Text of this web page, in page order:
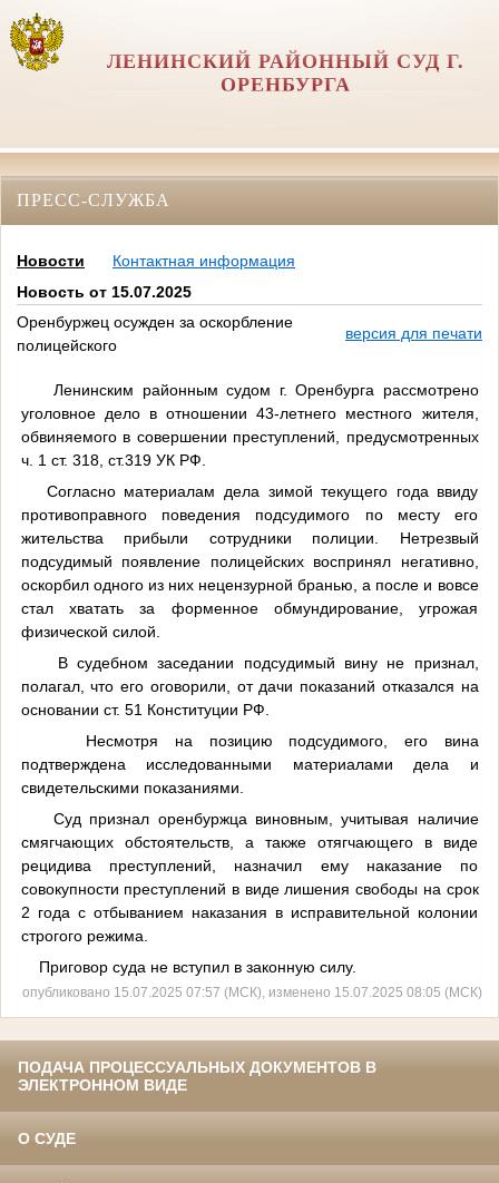
ЛЕНИНСКИЙ РАЙОННЫЙ СУД Г.
ОРЕНБУРГА
ПРЕСС-СЛУЖБА
Новости
Контактная информация
Новость от 15.07.2025
Оренбуржец осужден за оскорбление
полицейского
версия для печати
Ленинским районным судом г. Оренбурга рассмотрено
уголовное дело в отношении 43-летнего местного жителя,
обвиняемого в совершении преступлений, предусмотренных
ч. 1 ст. 318, ст.319 УК РФ.
Согласно материалам дела зимой текущего года ввиду
противоправного поведения подсудимого по месту его
жительства прибыли сотрудники полиции. Нетрезвый
подсудимый появление полицейских воспринял негативно,
оскорбил одного из них нецензурной бранью, а после и вовсе
стал хватать за форменное обмундирование, угрожая
физической силой.
В судебном заседании подсудимый вину не признал,
полагал, что его оговорили, от дачи показаний отказался на
основании ст. 51 Конституции РФ.
Несмотря на позицию подсудимого, его вина
подтверждена исследованными материалами дела и
свидетельскими показаниями.
Суд признал оренбуржца виновным, учитывая наличие
смягчающих обстоятельств, а также отягчающего в виде
рецидива преступлений, назначил ему наказание по
совокупности преступлений в виде лишения свободы на срок
2 года с отбыванием наказания в исправительной колонии
строгого режима.
Приговор суда не вступил в законную силу.
опубликовано 15.07.2025 07:57 (МСК), изменено 15.07.2025 08:05 (МСК)
ПОДАЧА ПРОЦЕССУАЛЬНЫХ ДОКУМЕНТОВ В
ЭЛЕКТРОННОМ ВИДЕ
О СУДЕ